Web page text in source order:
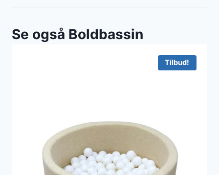
Se også Boldbassin
Tilbud!